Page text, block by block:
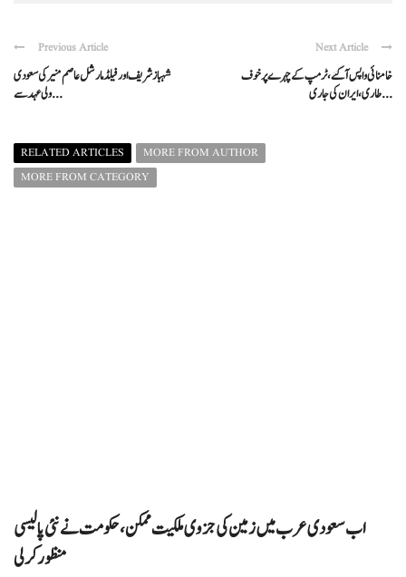
Previous Article
شہباز شریف اور فیلڈ مارشل عاصم منیر کی سعودی
ولی عہد سے ...
Next Article
خامنائی واپس آگئے، ٹرمپ کے چہرے پر خوف
طاری، ایران کی جاری ...
RELATED ARTICLES
MORE FROM AUTHOR
MORE FROM CATEGORY
اب سعودی عرب میں زمین کی جزوی ملکیت ممکن، حکومت نے نئی پالیسی
منظور کرلی